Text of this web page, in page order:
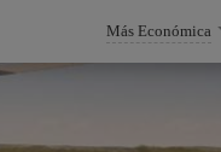
Más Económica